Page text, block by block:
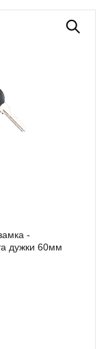
-
дужки 60мм